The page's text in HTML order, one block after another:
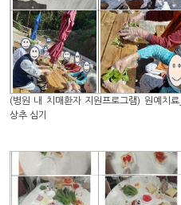
(병원 내 치매환자 지원프로그램) 원예치료_
상추 심기